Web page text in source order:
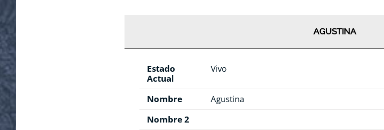
AGUSTINA
Estado
Actual
Vivo
Nombre
Agustina
Nombre 2